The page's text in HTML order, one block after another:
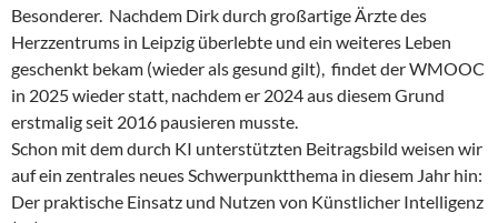
Besonderer. Nachdem Dirk durch großartige Ärzte des
Herzzentrums in Leipzig überlebte und ein weiteres Leben
geschenkt bekam (wieder als gesund gilt), findet der WMOOC
in 2025 wieder statt, nachdem er 2024 aus diesem Grund
erstmalig seit 2016 pausieren musste.
Schon mit dem durch KI unterstützten Beitragsbild weisen wir
auf ein zentrales neues Schwerpunktthema in diesem Jahr hin:
Der praktische Einsatz und Nutzen von Künstlicher Intelligenz